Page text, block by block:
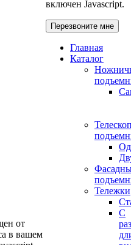
от
в вашем
включен Javascript.
Перезвоните мне
Главная
Каталог
Тележки
С